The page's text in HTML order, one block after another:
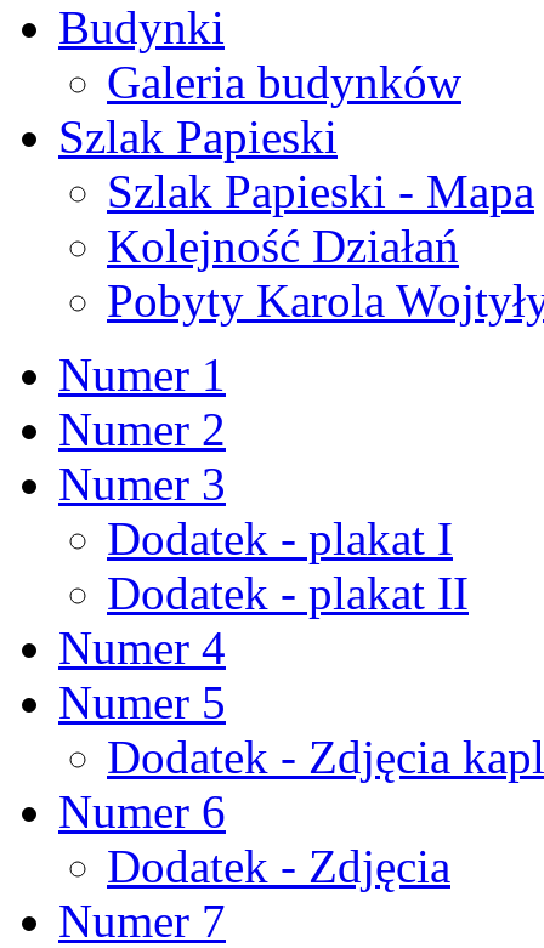
Budynki
Galeria budynków
Szlak Papieski
Szlak Papieski - Mapa
Kolejność Działań
Pobyty Karola
Numer 1
Numer 2
Numer 3
Dodatek - plakat I
Dodatek - plakat II
Numer 4
Numer 5
Dodatek - Zdjęcia
Numer 6
Dodatek - Zdjęcia
Numer 7